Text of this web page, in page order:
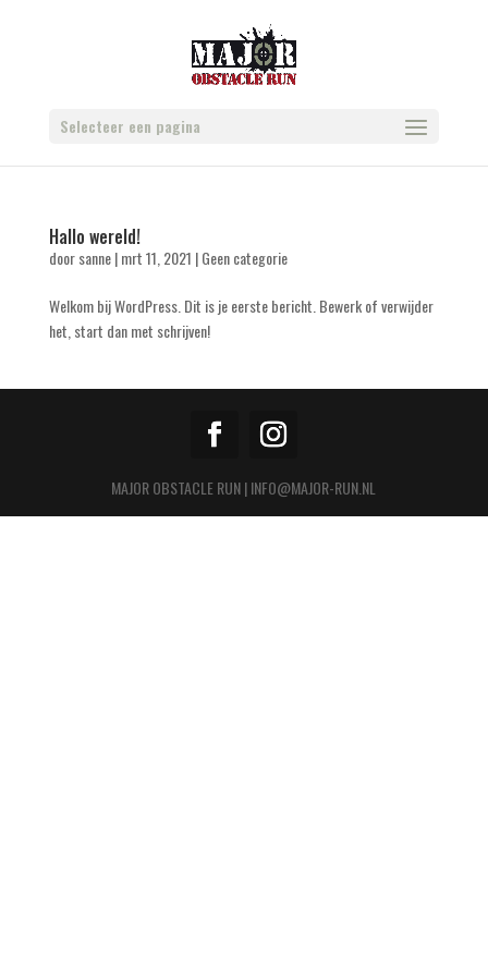
Selecteer een pagina
Hallo wereld!
doorsanne|mrt 11, 2021 |Geen categorie
Welkom bij WordPress. Dit is je eerste bericht. Bewerk of verwijder
het, start dan met schrijven!
MAJOR OBSTACLE RUN | INFO@MAJOR-RUN.NL